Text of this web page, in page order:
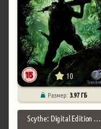
10
Размер:3.97 ГБ
Scythe: Digital Edition …